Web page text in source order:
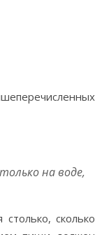
на воде,
сколько